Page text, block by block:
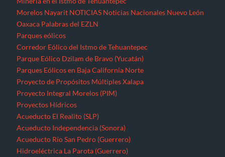
Morelos Nayarit NOTICIAS Noticias Nacionales Nuevo León
Oaxaca Palabras del EZLN
Parques eólicos
Corredor Eólico del Istmo de Tehuantepec
Parque Eólico Dzilam de Bravo (Yucatán)
Parques Eólicos en Baja California Norte
Proyecto de Propósitos Múltiples Xalapa
Proyecto Integral Morelos (PIM)
Proyectos Hídricos
Acueducto El Realito (SLP)
Acueducto Independencia (Sonora)
Acueducto Río San Pedro (Guerrero)
Hidroeléctrica La Parota (Guerrero)